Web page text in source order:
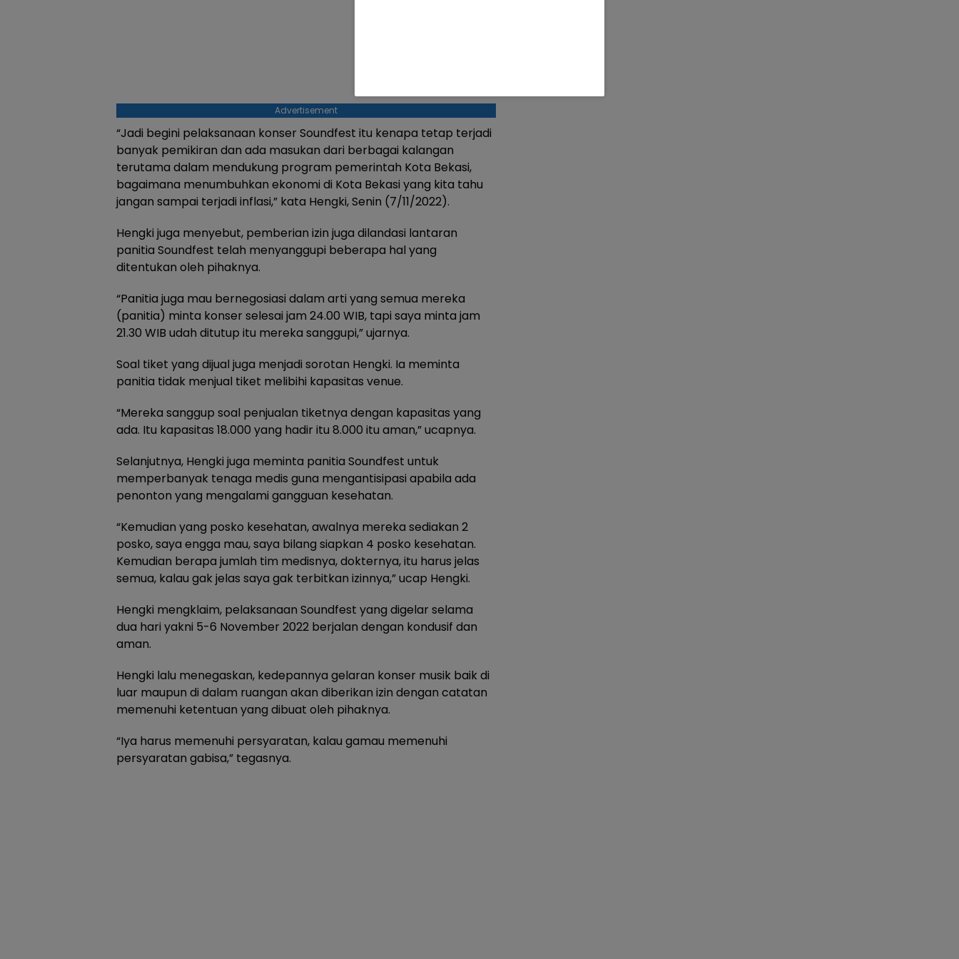
Advertisement
“Jadi begini pelaksanaan konser Soundfest itu kenapa tetap terjadi
banyak pemikiran dan ada masukan dari berbagai kalangan
terutama dalam mendukung program pemerintah Kota Bekasi,
bagaimana menumbuhkan ekonomi di Kota Bekasi yang kita tahu
jangan sampai terjadi inflasi,” kata Hengki, Senin (7/11/2022).
Hengki juga menyebut, pemberian izin juga dilandasi lantaran
panitia Soundfest telah menyanggupi beberapa hal yang
ditentukan oleh pihaknya.
“Panitia juga mau bernegosiasi dalam arti yang semua mereka
(panitia) minta konser selesai jam 24.00 WIB, tapi saya minta jam
21.30 WIB udah ditutup itu mereka sanggupi,” ujarnya.
Soal tiket yang dijual juga menjadi sorotan Hengki. Ia meminta
panitia tidak menjual tiket melibihi kapasitas venue.
“Mereka sanggup soal penjualan tiketnya dengan kapasitas yang
ada. Itu kapasitas 18.000 yang hadir itu 8.000 itu aman,” ucapnya.
Selanjutnya, Hengki juga meminta panitia Soundfest untuk
memperbanyak tenaga medis guna mengantisipasi apabila ada
penonton yang mengalami gangguan kesehatan.
“Kemudian yang posko kesehatan, awalnya mereka sediakan 2
posko, saya engga mau, saya bilang siapkan 4 posko kesehatan.
Kemudian berapa jumlah tim medisnya, dokternya, itu harus jelas
semua, kalau gak jelas saya gak terbitkan izinnya,” ucap Hengki.
Hengki mengklaim, pelaksanaan Soundfest yang digelar selama
dua hari yakni 5-6 November 2022 berjalan dengan kondusif dan
aman.
Hengki lalu menegaskan, kedepannya gelaran konser musik baik di
luar maupun di dalam ruangan akan diberikan izin dengan catatan
memenuhi ketentuan yang dibuat oleh pihaknya.
“Iya harus memenuhi persyaratan, kalau gamau memenuhi
persyaratan gabisa,” tegasnya.